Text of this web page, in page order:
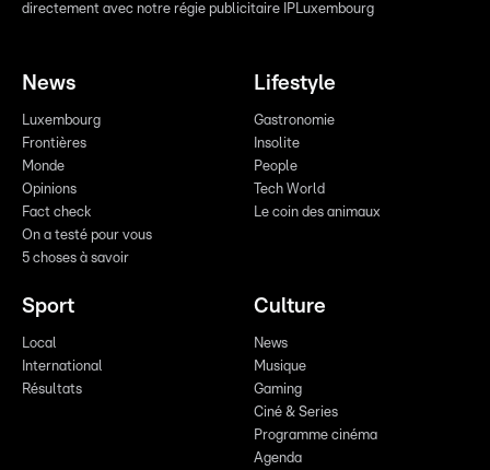
directement avec notre régie publicitaire IPLuxembourg
News
Luxembourg
Frontières
Monde
Opinions
Fact check
On a testé pour vous
5 choses à savoir
Lifestyle
Gastronomie
Insolite
People
Tech World
Le coin des animaux
Sport
Local
International
Résultats
Culture
News
Musique
Gaming
Ciné & Series
Programme cinéma
Agenda